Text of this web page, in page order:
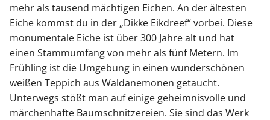
mehr als tausend mächtigen Eichen. An der ältesten
Eiche kommst du in der „Dikke Eikdreef“ vorbei. Diese
monumentale Eiche ist über 300 Jahre alt und hat
einen Stammumfang von mehr als fünf Metern. Im
Frühling ist die Umgebung in einen wunderschönen
weißen Teppich aus Waldanemonen getaucht.
Unterwegs stößt man auf einige geheimnisvolle und
märchenhafte Baumschnitzereien. Sie sind das Werk